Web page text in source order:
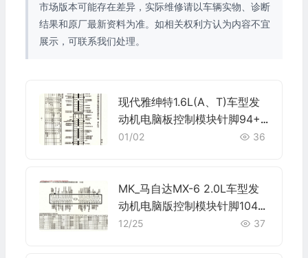
市场版本可能存在差异，实际维修请以车辆实物、诊断
结果和原厂最新资料为准。如相关权利方认为内容不宜
展示，可联系我们处理。
现代雅绅特1.6L(A、T)车型发
动机电脑板控制模块针脚94+6
0针 端子图
01/02 36
MK_马自达MX-6 2.0L车型发
动机电脑版控制模块针脚104针
端子图
12/25 37